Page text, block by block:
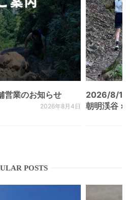
営業のお知らせ
2026年8月4日
2026/8/
朝明渓谷 ×
POSTS